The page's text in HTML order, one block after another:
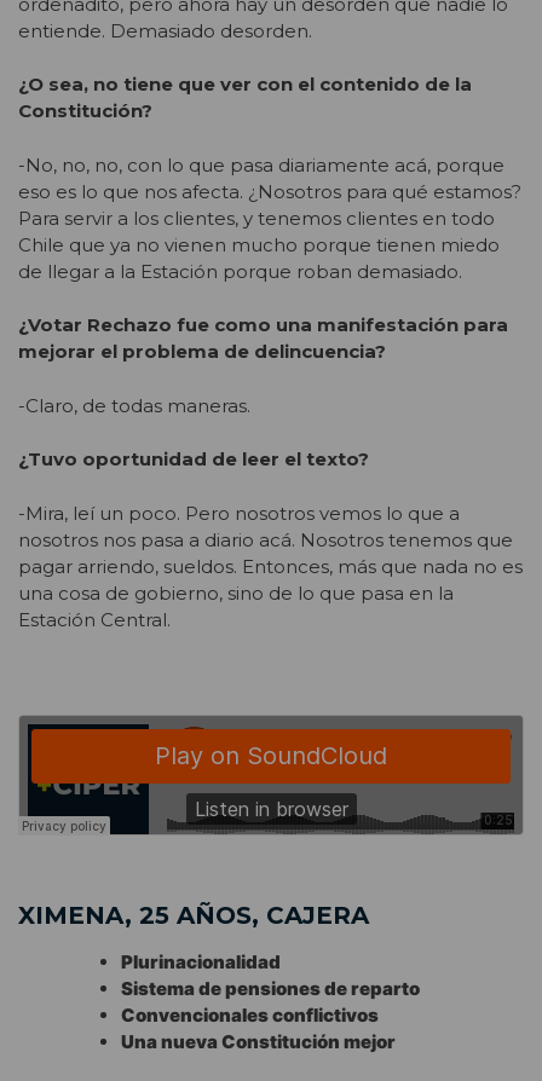
entiende. Demasiado desorden.
¿O sea, no tiene que ver con el contenido de la
Constitución?
-No, no, no, con lo que pasa diariamente acá, porque
eso es lo que nos afecta. ¿Nosotros para qué estamos?
Para servir a los clientes, y tenemos clientes en todo
Chile que ya no vienen mucho porque tienen miedo
de llegar a la Estación porque roban demasiado.
¿Votar Rechazo fue como una manifestación para
mejorar el problema de delincuencia?
-Claro, de todas maneras.
¿Tuvo oportunidad de leer el texto?
-Mira, leí un poco. Pero nosotros vemos lo que a
nosotros nos pasa a diario acá. Nosotros tenemos que
pagar arriendo, sueldos. Entonces, más que nada no es
una cosa de gobierno, sino de lo que pasa en la
Estación Central.
XIMENA, 25 AÑOS, CAJERA
Plurinacionalidad
Sistema de pensiones de reparto
Convencionales conflictivos
Una nueva Constitución mejor